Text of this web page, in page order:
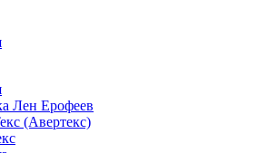
Лен Ерофеев
(Авертекс)